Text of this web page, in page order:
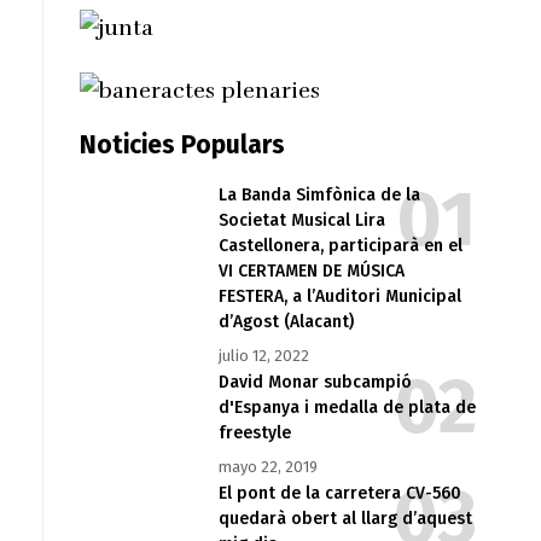
Noticies Populars
La Banda Simfònica de la
Societat Musical Lira
Castellonera, participarà en el
VI CERTAMEN DE MÚSICA
FESTERA, a l’Auditori Municipal
d’Agost (Alacant)
julio 12, 2022
David Monar subcampió
d'Espanya i medalla de plata de
freestyle
mayo 22, 2019
El pont de la carretera CV-560
quedarà obert al llarg d’aquest